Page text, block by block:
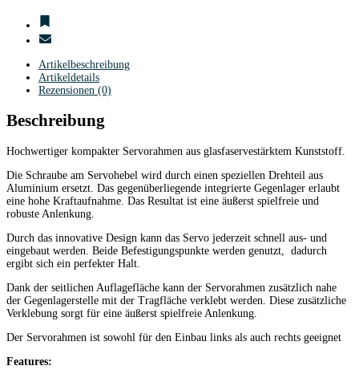
Artikelbeschreibung
Artikeldetails
Rezensionen (0)
Beschreibung
Hochwertiger kompakter Servorahmen aus glasfaservestärktem Kunststoff.
Die Schraube am Servohebel wird durch einen speziellen Drehteil aus
Aluminium ersetzt. Das gegenüberliegende integrierte Gegenlager erlaubt
eine hohe Kraftaufnahme. Das Resultat ist eine äußerst spielfreie und
robuste Anlenkung.
Durch das innovative Design kann das Servo jederzeit schnell aus- und
eingebaut werden. Beide Befestigungspunkte werden genutzt, dadurch
ergibt sich ein perfekter Halt.
Dank der seitlichen Auflagefläche kann der Servorahmen zusätzlich nahe
der Gegenlagerstelle mit der Tragfläche verklebt werden. Diese zusätzliche
Verklebung sorgt für eine äußerst spielfreie Anlenkung.
Der Servorahmen ist sowohl für den Einbau links als auch rechts geeignet
Features: